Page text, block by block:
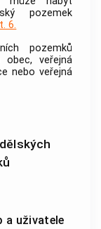
pozemek
6.
pozemků
obec, veřejná
nebo veřejná
a uživatele